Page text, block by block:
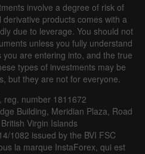
involve a degree of risk of
products comes with a
due to leverage. You should not
unless you fully understand
are entering into, and the true
types of investments may be
but they are not for everyone.
reg. number 1811672
Building, Meridian Plaza, Road
Virgin Islands
1082 issued by the BVI FSC
la marque InstaForex, qui est